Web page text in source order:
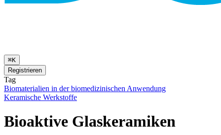
⌘K
Registrieren
Tag
Biomaterialien in der biomedizinischen Anwendung
Keramische Werkstoffe
Bioaktive Glaskeramiken